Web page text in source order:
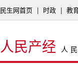
民生网首页 时政 教
人民产经 人